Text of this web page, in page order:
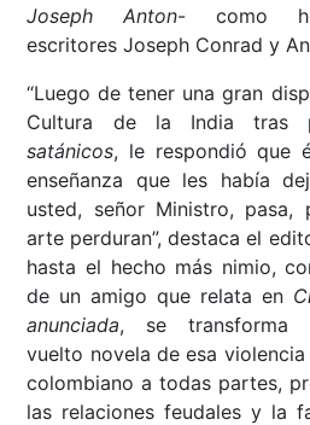
Joseph Anton- como
escritores Joseph Conrad y
“Luego de tener una gran
Cultura de la India tras
satánicos, le respondió que
enseñanza que les había
usted, señor Ministro,
arte perduran”, destaca el
hasta el hecho más nimio,
de un amigo que relata en
anunciada, se transforma
vuelto novela de esa
colombiano a todas partes,
las relaciones feudales y la